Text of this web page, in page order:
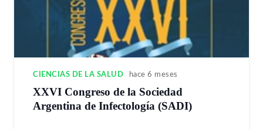
CIENCIAS DE LA SALUD hace 6 meses
XXVI Congreso de la Sociedad
Argentina de Infectología (SADI)